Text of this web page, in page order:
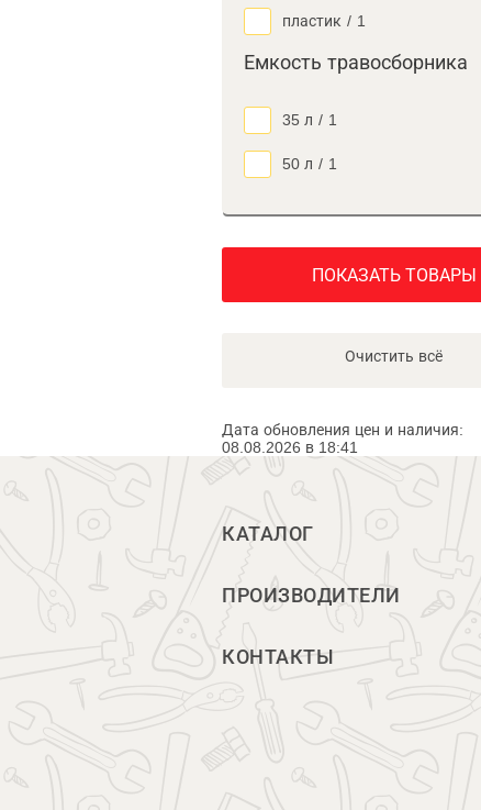
пластик / 1
Емкость травосборника
35 л / 1
50 л / 1
ПОКАЗАТЬ ТОВАРЫ
Очистить всё
Дата обновления цен и наличия:
08.08.2026 в 18:41
КАТАЛОГ
ПРОИЗВОДИТЕЛИ
КОНТАКТЫ